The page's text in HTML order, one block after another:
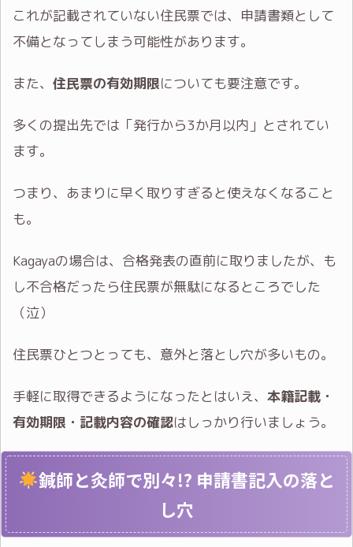
これが記載されていない住民票では、申請書類として
不備となってしまう可能性があります。
また、 住民票の有効期限についても要注意です。
多くの提出先では「発行から3か月以内」とされてい
ます。
つまり、あまりに早く取りすぎると使えなくなること
も。
Kagayaの場合は、合格発表の直前に取りましたが、も
し不合格だったら住民票が無駄になるところでした
（泣）
住民票ひとつとっても、意外と落とし穴が多いもの。
手軽に取得できるようになったとはいえ、 本籍記載・
有効期限・記載内容の確認はしっかり行いましょう。
鍼師と灸師で別々!? 申請書記入の落と
し穴